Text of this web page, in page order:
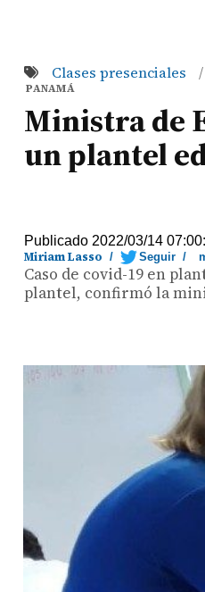
Clases presenciales /
PANAMÁ
Ministra de
un plantel
Publicado 2022/03/14
Miriam Lasso / Seguir /
Caso de covid-19 en
plantel, confirmó la